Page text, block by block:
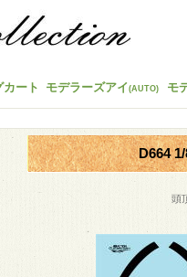
D664
頭
カート モデラーズアイ(AUTO) モ